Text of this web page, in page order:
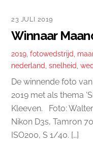
23 JULI 2019
Winnaar
2019,fotowedstrijd,
nederland,snelheid,
De winnende foto
2019 met als thema
Kleeven. Foto: Walter
Nikon D3s, Tamron
ISO200, S 1/40. […]